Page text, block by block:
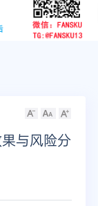
与风险分